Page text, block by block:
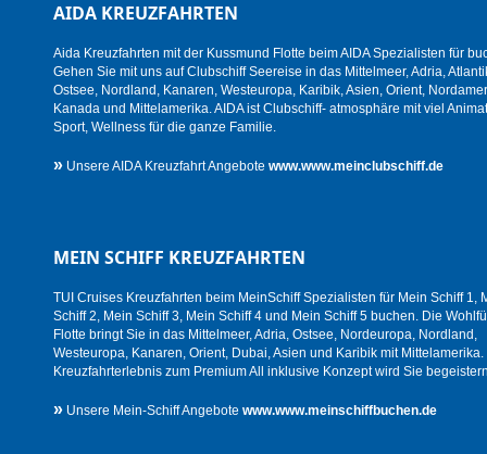
AIDA KREUZFAHRTEN
Aida Kreuzfahrten mit der Kussmund Flotte beim AIDA Spezialisten für
Gehen Sie mit uns auf Clubschiff Seereise in das Mittelmeer, Adria,
Ostsee, Nordland, Kanaren, Westeuropa, Karibik, Asien, Orient,
Kanada und Mittelamerika. AIDA ist Clubschiff- atmosphäre mit viel
Sport, Wellness für die ganze Familie.
» Unsere AIDA Kreuzfahrt Angebote www.www.meinclubschiff.de
MEIN SCHIFF KREUZFAHRTEN
TUI Cruises Kreuzfahrten beim MeinSchiff Spezialisten für Mein Schiff 1,
Schiff 2, Mein Schiff 3, Mein Schiff 4 und Mein Schiff 5 buchen. Die
Flotte bringt Sie in das Mittelmeer, Adria, Ostsee, Nordeuropa, Nordland,
Westeuropa, Kanaren, Orient, Dubai, Asien und Karibik mit Mittelamerika.
Kreuzfahrterlebnis zum Premium All inklusive Konzept wird Sie
» Unsere Mein-Schiff Angebote www.www.meinschiffbuchen.de